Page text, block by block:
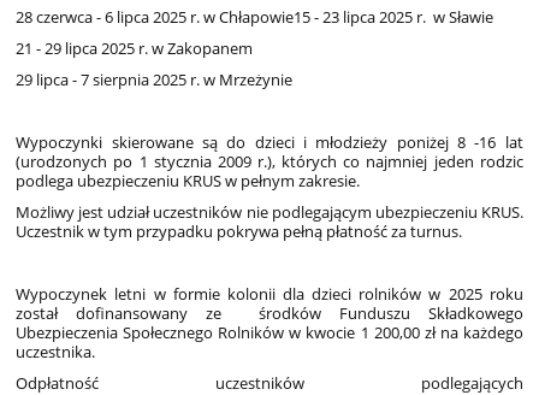
28 czerwca - 6 lipca 2025 r. w Chłapowie15 - 23 lipca 2025 r. w Sławie
21 - 29 lipca 2025 r. w Zakopanem
29 lipca - 7 sierpnia 2025 r. w Mrzeżynie
Wypoczynki skierowane są do dzieci i młodzieży poniżej 8 -16 lat
(urodzonych po 1 stycznia 2009 r.), których co najmniej jeden rodzic
podlega ubezpieczeniu KRUS w pełnym zakresie.
Możliwy jest udział uczestników nie podlegającym ubezpieczeniu KRUS.
Uczestnik w tym przypadku pokrywa pełną płatność za turnus.
Wypoczynek letni w formie kolonii dla dzieci rolników w 2025 roku
został dofinansowany ze środków Funduszu Składkowego
Ubezpieczenia Społecznego Rolników w kwocie 1 200,00 zł na każdego
uczestnika.
Odpłatność uczestników podlegających